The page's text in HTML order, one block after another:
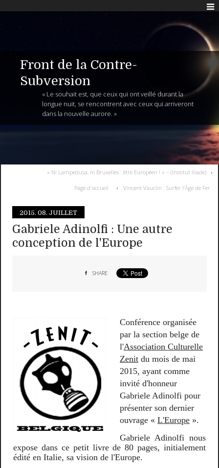
Front de la Contre-
Subversion
« Le souhait est, que ceux qui ont veillé durant la
longue nuit, se rencontrent avec ceux qui arriveront
dans la nouvelle aurore. »
« Ni Lampedusa, ni Bruxelles : être Européen ! » – (Institut Iliade)
Page d'accueil Vincent Vauclin : Surfer l’Âge de Fer
2015. 08. JUILLET
Gabriele Adinolfi : Une autre
conception de l'Europe
SHARE
Conférence organisée
par la section belge de
l'Association Culturelle
Zenit du mois de mai
2015, ayant comme
invité d'honneur
Gabriele Adinolfi pour
présenter son dernier
ouvrage « L'Europe ».
Gabriele Adinolfi nous
expose dans ce petit livre de 80 pages, initialement
édité en Italie, sa vision de l'Europe.